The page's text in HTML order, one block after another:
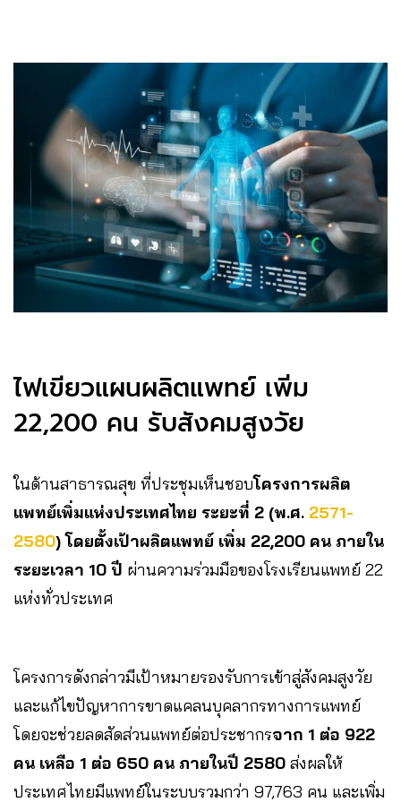
ไฟเขียวแผนผลิตแพทย์ เพิ่ม
22,200 คน รับสังคมสูงวัย
ในด้านสาธารณสุข ที่ประชุมเห็นชอบโครงการผลิต
แพทย์เพิ่มแห่งประเทศไทย ระยะที่ 2 (พ.ศ. 2571-
2580) โดยตั้งเป้าผลิตแพทย์ เพิ่ม 22,200 คน ภายใน
ระยะเวลา 10 ปี ผ่านความร่วมมือของโรงเรียนแพทย์ 22
แห่งทั่วประเทศ
โครงการดังกล่าวมีเป้าหมายรองรับการเข้าสู่สังคมสูงวัย
และแก้ไขปัญหาการขาดแคลนบุคลากรทางการแพทย์
โดยจะช่วยลดสัดส่วนแพทย์ต่อประชากรจาก 1 ต่อ 922
คน เหลือ 1 ต่อ 650 คน ภายในปี 2580 ส่งผลให้
ประเทศไทยมีแพทย์ในระบบรวมกว่า 97,763 คน และเพิ่ม